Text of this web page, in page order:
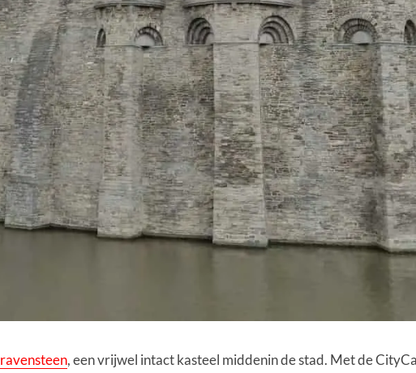
, een vrijwel intact kasteel middenin de stad. Met de